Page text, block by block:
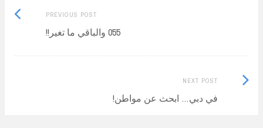
PREVIOUS POST
Previous
post:
055 والباقي ما تغير!!
NEXT POST
في دبي… ابحث عن مواطن!
Next
Post: